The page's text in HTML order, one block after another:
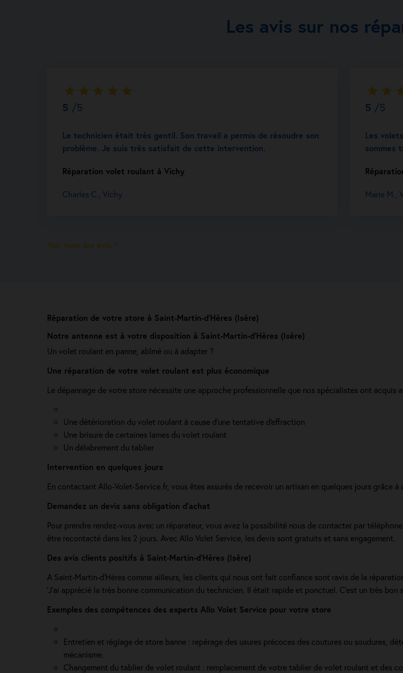
Réparation de votre store à Saint-Martin-d’Hères (Isère)
Notre antenne est à votre disposition à Saint-Martin-d’Hères (Isère)
Un volet roulant en panne, abîmé ou à adapter ?
Une réparation de votre volet roulant est plus économique
Le dépannage de votre store nécessite une approche professionnelle que nos spécialistes ont acquis
Une détérioration du volet roulant à cause d'une tentative d'effraction
Une brisure de certaines lames du volet roulant
Un délabrement du tablier
Intervention en quelques jours
En contactant Allo-Volet-Service.fr, vous êtes assurés de recevoir un artisan en quelques jours grâce
Demandez un devis sans obligation d'achat
Pour prendre rendez-vous avec un réparateur, vous avez la possibilité nous de contacter par
être recontacté dans les 2 jours. Avec Allo Volet Service, les devis sont gratuits et sans engagement.
Des avis clients positifs à Saint-Martin-d’Hères (Isère)
A Saint-Martin-d’Hères comme ailleurs, les clients qui nous ont fait confiance sont ravis de la
'J’ai apprécié la très bonne communication du technicien. Il était rapide et ponctuel. C’est un très bon
Exemples des compétences des experts Allo Volet Service pour votre store
Entretien et réglage de store banne : repérage des usures précoces des coutures ou soudures,
mécanisme.
Changement du tablier de volet roulant : remplacement de votre tablier de volet roulant et des
Les avis sur nos
5 /5
Le technicien était très gentil. Son travail a permis de résoudre son
problème. Je suis très satisfait de cette intervention.
Réparation volet roulant à Vichy
Charles C., Vichy
5 /5
Les
sommes
Marie M.,
Voir tous les avis